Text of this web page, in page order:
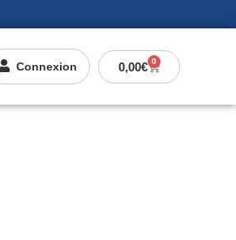
Connexion 0,00€ 0